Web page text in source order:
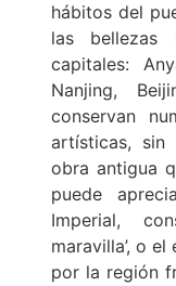
hábitos del
las bellezas
capitales:
Nanjing,
conservan
artísticas, sin
obra antigua
puede
Imperial,
maravilla’, o
por la región